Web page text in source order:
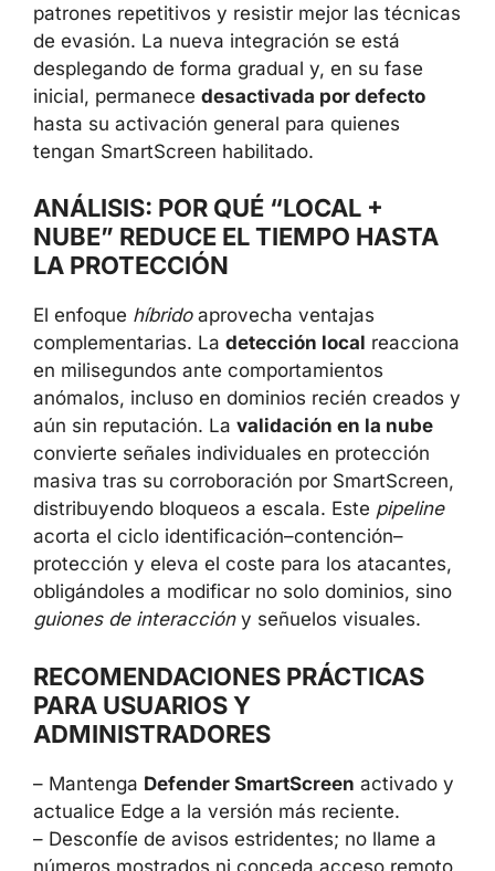
patrones repetitivos y resistir mejor las técnicas
de evasión. La nueva integración se está
desplegando de forma gradual y, en su fase
inicial, permanece desactivada por defecto
hasta su activación general para quienes
tengan SmartScreen habilitado.
ANÁLISIS: POR QUÉ “LOCAL +
NUBE” REDUCE EL TIEMPO HASTA
LA PROTECCIÓN
El enfoque híbridoaprovecha ventajas
complementarias. La detección local reacciona
en milisegundos ante comportamientos
anómalos, incluso en dominios recién creados y
aún sin reputación. La validación en la nube
convierte señales individuales en protección
masiva tras su corroboración por SmartScreen,
distribuyendo bloqueos a escala. Este pipeline
acorta el ciclo identificación–contención–
protección y eleva el coste para los atacantes,
obligándoles a modificar no solo dominios, sino
guiones de interaccióny señuelos visuales.
RECOMENDACIONES PRÁCTICAS
PARA USUARIOS Y
ADMINISTRADORES
– Mantenga Defender SmartScreen activado y
actualice Edge a la versión más reciente.
– Desconfíe de avisos estridentes; no llame a
números mostrados ni conceda acceso remoto